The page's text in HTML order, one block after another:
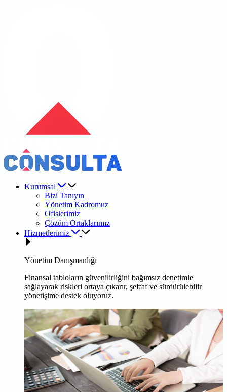
Kurumsal
Bizi Tanıyın
Yönetim Kadromuz
Ofislerimiz
Çözüm Ortaklarımız
Hizmetlerimiz
Yönetim Danışmanlığı
Finansal tabloların güvenilirliğini bağımsız denetimle
sağlayarak riskleri ortaya çıkarır, şeffaf ve sürdürülebilir
yönetişime destek oluyoruz.